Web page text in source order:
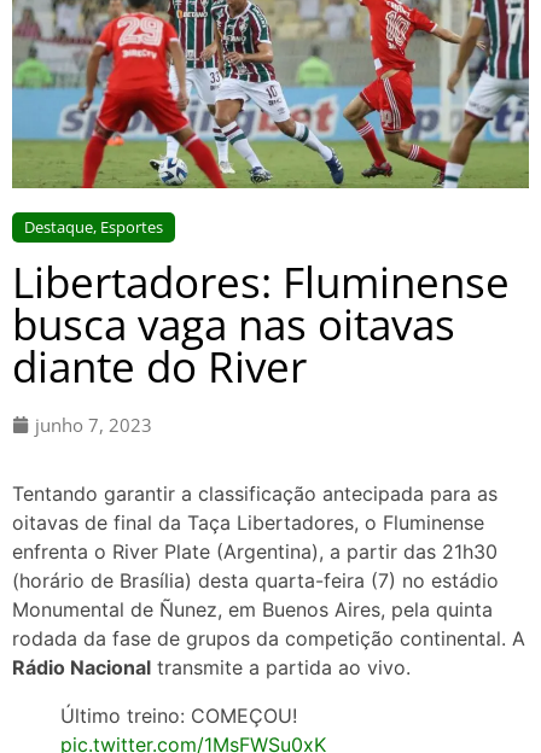
Destaque, Esportes
Libertadores: Fluminense
busca vaga nas oitavas
diante do River
junho 7, 2023
Tentando garantir a classificação antecipada para as
oitavas de final da Taça Libertadores, o Fluminense
enfrenta o River Plate (Argentina), a partir das 21h30
(horário de Brasília) desta quarta-feira (7) no estádio
Monumental de Ñunez, em Buenos Aires, pela quinta
rodada da fase de grupos da competição continental. A
Rádio Nacional transmite a partida ao vivo.
Último treino: COMEÇOU!
pic.twitter.com/1MsFWSu0xK